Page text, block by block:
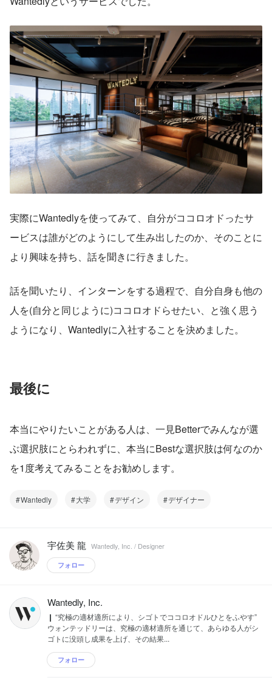
実際にWantedlyを使ってみて、自分がココロオドったサ
ービスは誰がどのようにして生み出したのか、そのことに
より興味を持ち、話を聞きに行きました。
話を聞いたり、インターンをする過程で、自分自身も他の
人を(自分と同じように)ココロオドらせたい、と強く思う
ようになり、Wantedlyに入社することを決めました。
最後に
本当にやりたいことがある人は、一見Betterでみんなが選
ぶ選択肢にとらわれずに、本当にBestな選択肢は何なのか
を1度考えてみることをお勧めします。
Wantedly 大学 デザイン デザイナー
宇佐美 龍 Wantedly, Inc. / Designer
フォロー
Wantedly, Inc.
❙ “究極の適材適所により、シゴトでココロオドルひとをふやす”
ウォンテッドリーは、究極の適材適所を通じて、あらゆる人がシ
ゴトに没頭し成果を上げ、その結果...
フォロー